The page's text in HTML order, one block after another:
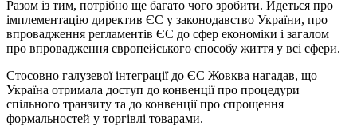
Разом із тим, потрібно ще багато чого зробити. Йдеться про
імплементацію директив ЄС у законодавство України, про
впровадження регламентів ЄС до сфер економіки і загалом
про впровадження європейського способу життя у всі сфери.
Стосовно галузевої інтеграції до ЄС Жовква нагадав, що
Україна отримала доступ до конвенції про процедури
спільного транзиту та до конвенції про спрощення
формальностей у торгівлі товарами.